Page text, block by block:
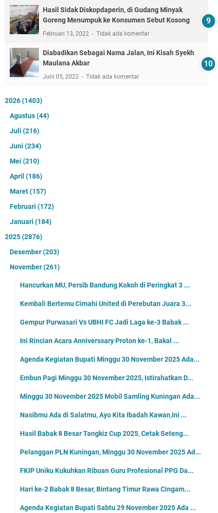
Hasil Sidak Diskopdaperin, di Gudang Minyak
Goreng Menumpuk ke Konsumen Sebut Kosong
Februari 13, 2022 Tidak ada komentar
Diabadikan Sebagai Nama Jalan, Ini Kisah Syekh
Maulana Akbar
Juni 05, 2022 Tidak ada komentar
2026(1403)
Agustus(44)
Juli (216)
Juni (234)
Mei (210)
April (186)
Maret(157)
Februari (172)
Januari (184)
2025(2876)
Desember(203)
November(261)
Hancurkan MU, Persib Bandung Kokoh di Peringkat 3 ...
Kembali Bertemu Cimahi United di Perebutan Juara 3...
Gempur Purwasari Vs UBHI FC Jadi Laga ke-3 Babak ...
Ini Rincian Acara Anniverssary Proton ke-1, Bakal ...
Agenda Kegiatan Bupati Minggu 30 November 2025 Ada...
Embun Pagi Minggu 30 November 2025, Istirahatkan D...
Minggu 30 November 2025 Mobil Samling Kuningan Ada...
Nasibmu Ada di Salatmu, Ayo Kita Ibadah Kawan,Ini ...
Hasil Babak 8 Besar Tangkiz Cup 2025, Cetak Seteng...
Pelanggan PLN Kuningan, Minggu 30 November 2025 Ad...
FKIP Uniku Kukuhkan Ribuan Guru Profesional PPG Da...
Hari ke-2 Babak 8 Besar, Bintang Timur Rawa Cingam...
Agenda Kegiatan Bupati Sabtu 29 November 2025 Ada ...